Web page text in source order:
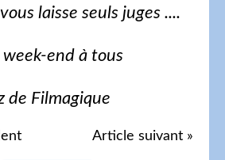
laisse seuls juges ....
week-end à tous
de Filmagique
Article suivant »